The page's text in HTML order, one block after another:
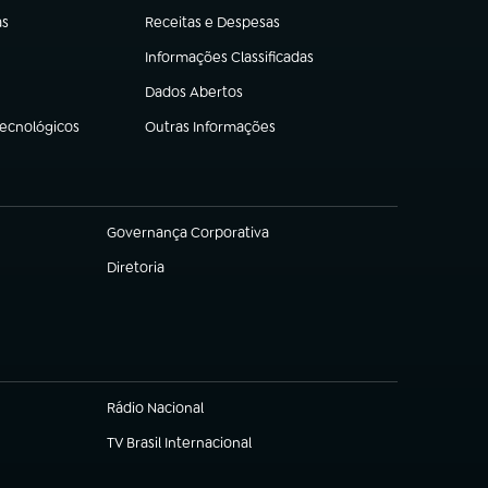
Receitas e Despesas
(abre em nova aba)
Informações Classificadas
(abre em nova aba)
Dados Abertos
(abre em nova aba)
Outras Informações
(abre em nova aba)
Governança Corporativa
(abre em nova aba)
Diretoria
(abre em nova aba)
Rádio Nacional
TV Brasil Internacional
(abre em nova aba)